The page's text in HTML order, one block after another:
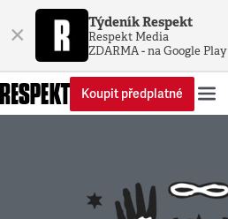
× Týdeník Respekt
Respekt Media
ZDARMA - na Google Play
Koupit předplatné